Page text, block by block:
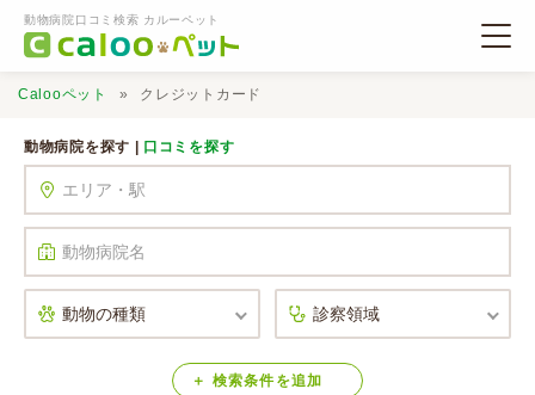
動物病院口コミ検索 カルーペット
口コミ検索
Calooペットとは？
Calooペット クレジットカード
動物病院を探す | 口コミを探す
検索条件 を追加